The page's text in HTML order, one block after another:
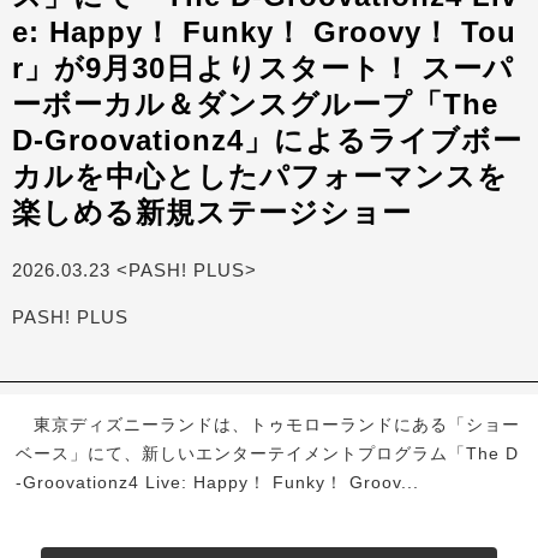
e: Happy！ Funky！ Groovy！ Tou
r」が9月30日よりスタート！ スーパ
ーボーカル＆ダンスグループ「The
D-Groovationz4」によるライブボー
カルを中心としたパフォーマンスを
楽しめる新規ステージショー
2026.03.23 <PASH! PLUS>
PASH! PLUS
東京ディズニーランドは、トゥモローランドにある「ショー
ベース」にて、新しいエンターテイメントプログラム「The D
-Groovationz4 Live: Happy！ Funky！ Groov...